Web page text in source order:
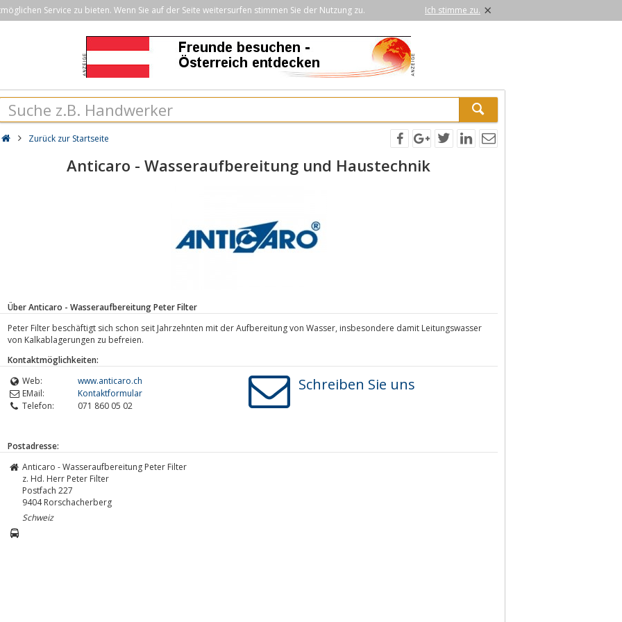
Service zu bieten. Wenn Sie auf der Seite weitersurfen stimmen Sie der Nutzung zu. Ich stimme zu. ×
Zurück zur Startseite
Anticaro - Wasseraufbereitung und Haustechnik
Über Anticaro - Wasseraufbereitung Peter Filter
Peter Filter beschäftigt sich schon seit Jahrzehnten mit der Aufbereitung von Wasser, insbesondere damit Leitungswasser
von Kalkablagerungen zu befreien.
Kontaktmöglichkeiten:
Web:
www.anticaro.ch
EMail:
Kontaktformular
Telefon:
071 860 05 02
Schreiben Sie uns
Postadresse:
Anticaro - Wasseraufbereitung Peter Filter
z. Hd. Herr Peter Filter
Postfach 227
9404 Rorschacherberg
Schweiz